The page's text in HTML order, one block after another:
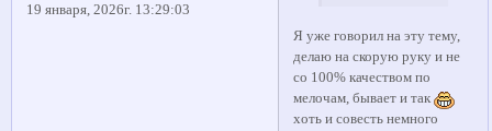
19 января, 2026г. 13:29:03
Я уже говорил на эту тему,
делаю на скорую руку и не
со 100% качеством по
мелочам, бывает и так
хоть и совесть немного